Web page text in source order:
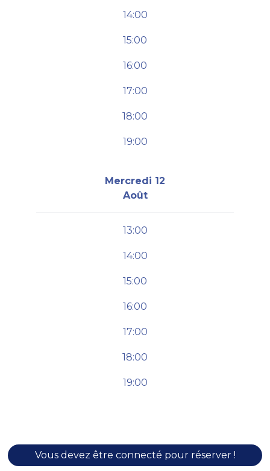
14:00
15:00
16:00
17:00
18:00
19:00
Mercredi 12
Août
13:00
14:00
15:00
16:00
17:00
18:00
19:00
Vous devez être connecté pour réserver !